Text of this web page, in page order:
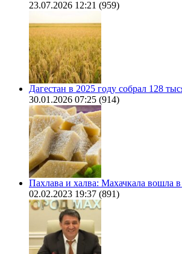
23.07.2026 12:21 (959)
Дагестан в 2025 году собрал 128
30.01.2026 07:25 (914)
Пахлава и халва: Махачкала вошла
02.02.2023 19:37 (891)